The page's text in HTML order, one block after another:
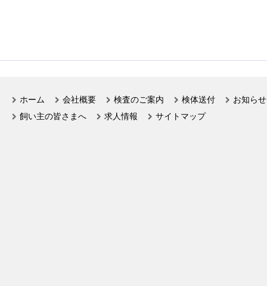
ホーム 会社概要 検査のご案内 検体送付
お知らせ
飼い主の皆さまへ
求人情報 サイトマップ